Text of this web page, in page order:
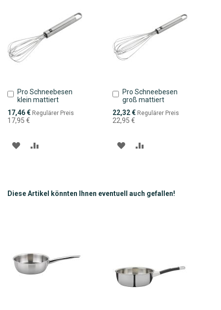
HINZUFÜGEN HINZUFÜGEN
Pro Schneebesen
klein mattiert
Sonderpreis
17,46 € Regulärer Preis
17,95 €
In
den
Warenkorb
ZUR
Pro Schneebesen
groß mattiert
Sonderpreis
22,32 € Regulärer Preis
22,95 €
In
den
Warenkorb
ZUR
Diese Artikel könnten Ihnen eventuell auch gefallen!